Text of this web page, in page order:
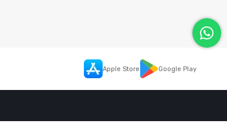
Apple Store Google Play